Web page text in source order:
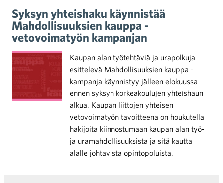
Syksyn yhteishaku käynnistää
Mahdollisuuksien kauppa -
vetovoimatyön kampanjan
Kaupan alan työtehtäviä ja urapolkuja
esittelevä Mahdollisuuksien kauppa -
kampanja käynnistyy jälleen elokuussa
ennen syksyn korkeakoulujen yhteishaun
alkua. Kaupan liittojen yhteisen
vetovoimatyön tavoitteena on houkutella
hakijoita kiinnostumaan kaupan alan työ-
ja uramahdollisuuksista ja sitä kautta
alalle johtavista opintopoluista.